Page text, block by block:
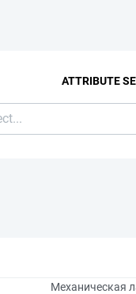
ATTRIBUTE
Механическая